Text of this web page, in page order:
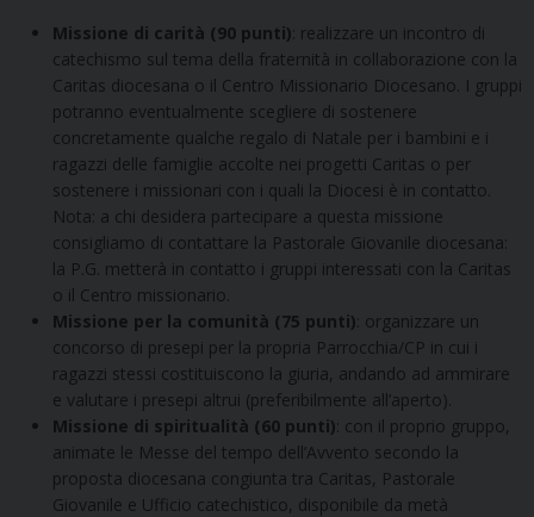
Missione di carità (90 punti) : realizzare un incontro di
catechismo sul tema della fraternità in collaborazione con la
Caritas diocesana o il Centro Missionario Diocesano. I gruppi
potranno eventualmente scegliere di sostenere
concretamente qualche regalo di Natale per i bambini e i
ragazzi delle famiglie accolte nei progetti Caritas o per
sostenere i missionari con i quali la Diocesi è in contatto.
Nota: a chi desidera partecipare a questa missione
consigliamo di contattare la Pastorale Giovanile diocesana:
la P.G. metterà in contatto i gruppi interessati con la Caritas
o il Centro missionario.
Missione per la comunità (75 punti) : organizzare un
concorso di presepi per la propria Parrocchia/CP in cui i
ragazzi stessi costituiscono la giuria, andando ad ammirare
e valutare i presepi altrui (preferibilmente all’aperto).
Missione di spiritualità (60 punti) : con il proprio gruppo,
animate le Messe del tempo dell’Avvento secondo la
proposta diocesana congiunta tra Caritas, Pastorale
Giovanile e Ufficio catechistico, disponibile da metà